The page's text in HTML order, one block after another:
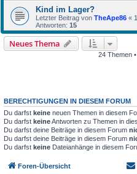
Kind im Lager?
Letzter Beitrag von TheApe86 «
Antworten: 15
Neues Thema
24 Themen
BERECHTIGUNGEN IN DIESEM FORUM
Du darfst keine neuen Themen in diesem
Du darfst keineAntworten zu Themen in
Du darfst deine Beiträge in diesem Forum
Du darfst deine Beiträge in diesem Forum
Du darfst keine Dateianhänge in diesem
Foren-Übersicht